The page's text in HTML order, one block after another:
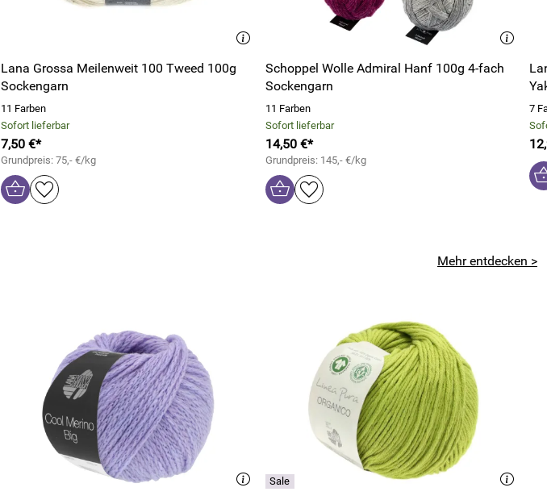
Lana Grossa Meilenweit 100 Tweed 100g
Sockengarn
11 Farben
Sofort lieferbar
7,50 €*
Grundpreis: 75,- €/kg
Schoppel Wolle Admiral Hanf 100g 4-fach
Sockengarn
11 Farben
Sofort lieferbar
14,50 €*
Grundpreis: 145,- €/kg
7
Mehr entdecken >